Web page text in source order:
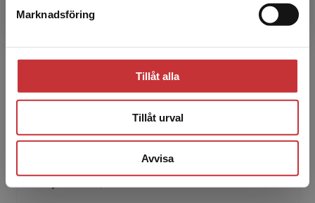
Marknadsföring
Tillåt alla
Tillåt urval
Avvisa
Theo Bodin
Theo Bodin, docent, senior forskare, Institutet
överläkare, Centrum för arbets- och